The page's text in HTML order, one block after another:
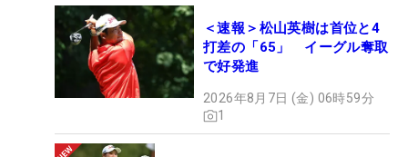
＜速報＞松山英樹は首位と4
打差の「65」 イーグル奪取
で好発進
2026年8月7日 (金) 06時59分
1